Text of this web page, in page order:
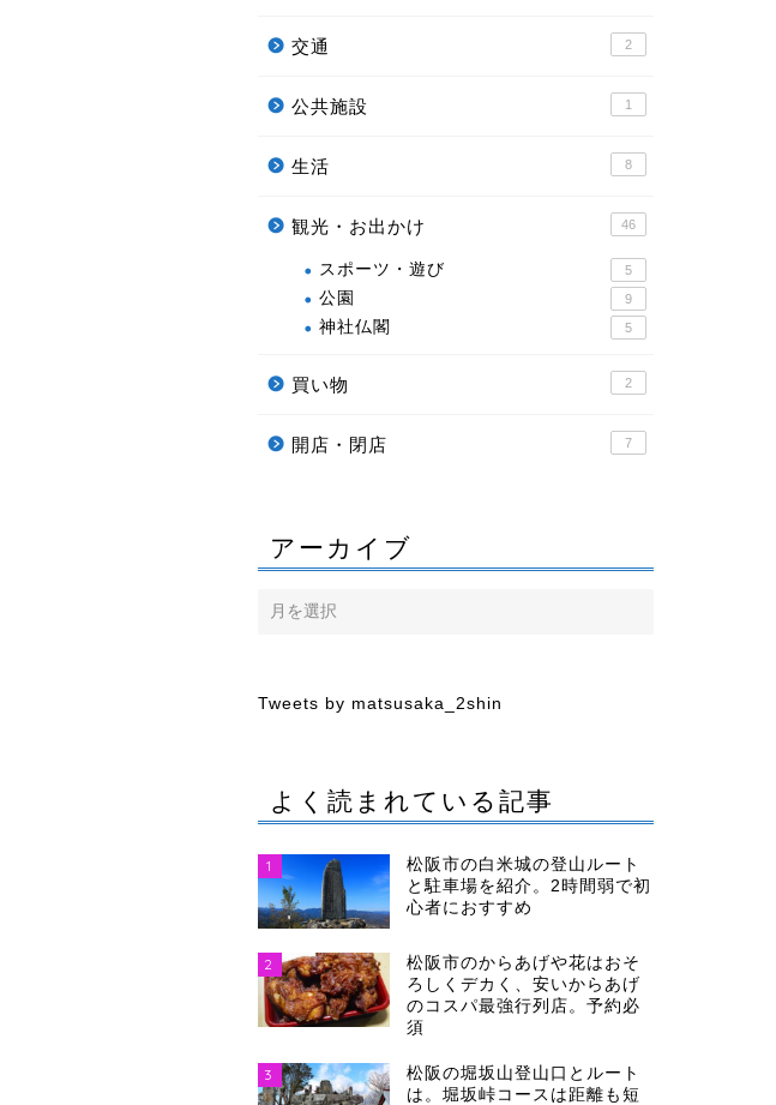
交通 2
公共施設 1
生活 8
観光・お出かけ 46
スポーツ・遊び 5
公園 9
神社仏閣 5
買い物 2
開店・閉店 7
アーカイブ
Tweets by matsusaka_2shin
よく読まれている記事
1
松阪市の白米城の登山ルート
と駐車場を紹介。2時間弱で初
心者におすすめ
2
松阪市のからあげや花はおそ
ろしくデカく、安いからあげ
のコスパ最強行列店。予約必
須
3
松阪の堀坂山登山口とルート
は。堀坂峠コースは距離も短